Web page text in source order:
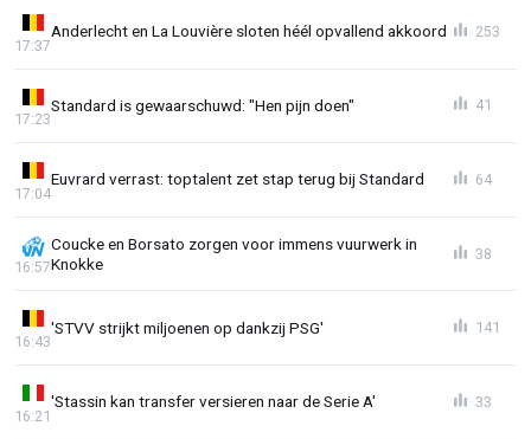
Anderlecht en La Louvière sloten héél opvallend akkoord
17:37
253
Standard is gewaarschuwd: "Hen pijn doen"
17:23
41
Euvrard verrast: toptalent zet stap terug bij Standard
17:04
64
Coucke en Borsato zorgen voor immens vuurwerk in
Knokke
16:57
38
'STVV strijkt miljoenen op dankzij PSG'
16:43
141
'Stassin kan transfer versieren naar de Serie A'
16:21
33